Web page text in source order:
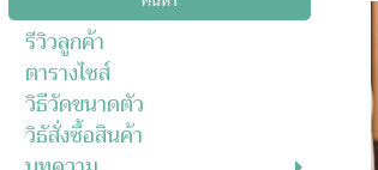
รีวิวลูกค้า
ตารางไซส์
วิธีวัดขนาดตัว
วิธัสั่งซื้อสินค้า